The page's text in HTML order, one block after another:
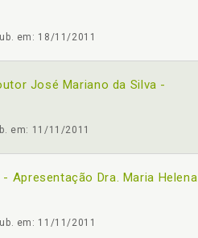
em: 18/11/2011
José Mariano da Silva -
em: 11/11/2011
Apresentação Dra. Maria Helena
em: 11/11/2011